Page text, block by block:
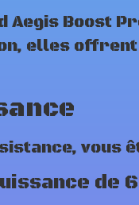
Aegis Boost
elles
vous
de